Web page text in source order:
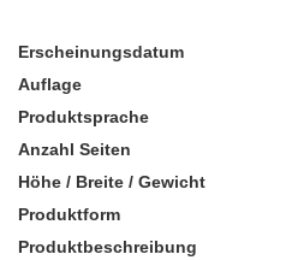
Erscheinungsdatum
Auflage
Produktsprache
Anzahl Seiten
Höhe / Breite / Gewicht
Produktform
Produktbeschreibung